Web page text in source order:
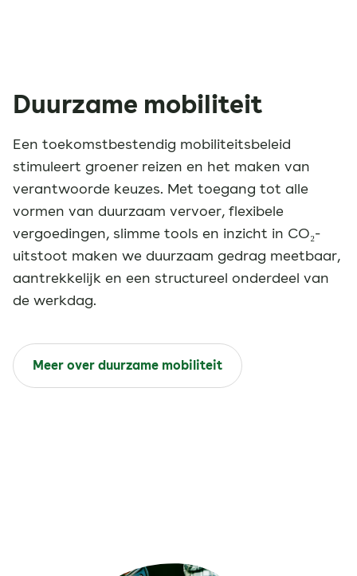
Duurzame mobiliteit
Een toekomstbestendig mobiliteitsbeleid
stimuleert groener reizen en het maken van
verantwoorde keuzes. Met toegang tot alle
vormen van duurzaam vervoer, flexibele
vergoedingen, slimme tools en inzicht in CO₂-
uitstoot maken we duurzaam gedrag meetbaar,
aantrekkelijk en een structureel onderdeel van
de werkdag.
Meer over duurzame mobiliteit